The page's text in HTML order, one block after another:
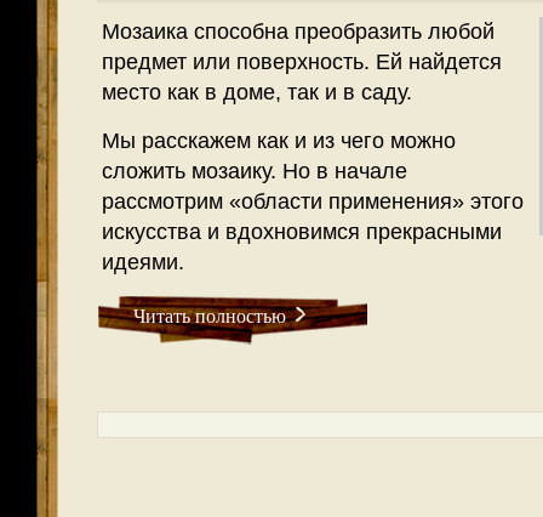
Мозаика способна преобразить любой
предмет или поверхность. Ей найдется
место как в доме, так и в саду.
Мы расскажем как и из чего можно
сложить мозаику. Но в начале
рассмотрим «области применения» этого
искусства и вдохновимся прекрасными
идеями.
Читать полностью